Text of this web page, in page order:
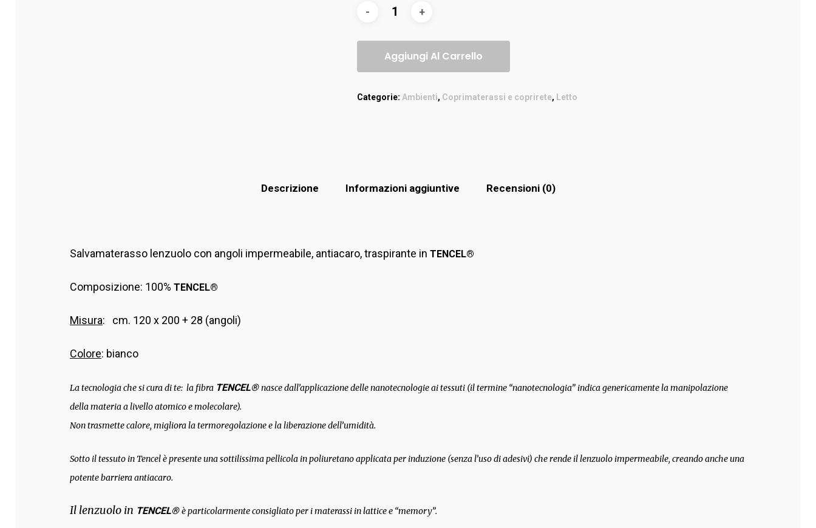
Aggiungi Al Carrello
Categorie: Ambienti, Coprimaterassi e coprirete, Letto
Descrizione Informazioni aggiuntive Recensioni (0)
Salvamaterasso lenzuolo con angoli impermeabile, antiacaro, traspirante in TENCEL®
Composizione: 100% TENCEL®
Misura: cm. 120 x 200 + 28 (angoli)
Colore: bianco
La tecnologia che si cura di te: la fibra TENCEL®nasce dall’applicazione delle nanotecnologie ai tessuti (il termine “nanotecnologia” indica genericamente la manipolazione
della materia a livello atomico e molecolare).
Non trasmette calore, migliora la termoregolazione e la liberazione dell’umidità.
Sotto il tessuto in Tencel è presente una sottilissima pellicola in poliuretano applicata per induzione (senza l’uso di adesivi) che rende il lenzuolo impermeabile, creando anche una
potente barriera antiacaro.
Il lenzuolo in TENCEL®è particolarmente consigliato per i materassi in lattice e “memory”.